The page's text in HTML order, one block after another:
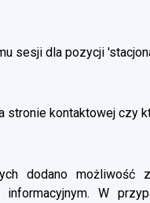
sesji dla pozycji
stronie kontaktowej czy
dodano możliwość
informacyjnym. W